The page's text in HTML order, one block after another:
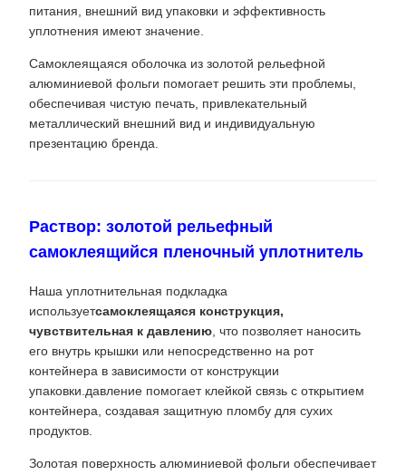
питания, внешний вид упаковки и эффективность
уплотнения имеют значение.
Самоклеящаяся оболочка из золотой рельефной
алюминиевой фольги помогает решить эти проблемы,
обеспечивая чистую печать, привлекательный
металлический внешний вид и индивидуальную
презентацию бренда.
Раствор: золотой рельефный
самоклеящийся пленочный уплотнитель
Наша уплотнительная подкладка
используетсамоклеящаяся конструкция,
чувствительная к давлению, что позволяет наносить
его внутрь крышки или непосредственно на рот
контейнера в зависимости от конструкции
упаковки.давление помогает клейкой связь с открытием
контейнера, создавая защитную пломбу для сухих
продуктов.
Золотая поверхность алюминиевой фольги обеспечивает